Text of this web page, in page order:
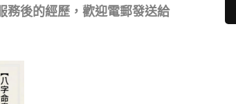
務後的經歷，歡迎電郵發送給